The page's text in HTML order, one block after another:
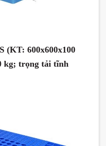
(KT: 600x600x100
kg; trọng tải tĩnh